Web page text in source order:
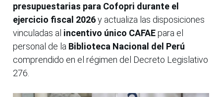
presupuestarias para Cofopri durante el
ejercicio fiscal 2026y actualiza las disposiciones
vinculadas al incentivo único CAFAEpara el
personal de la Biblioteca Nacional del Perú
comprendido en el régimen del Decreto Legislativo
276.